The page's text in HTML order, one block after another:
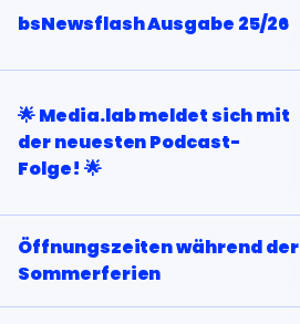
bsNewsflash Ausgabe 25/26
🌟 Media.lab meldet sich mit
der neuesten Podcast-
Folge! 🌟
Öffnungszeiten während der
Sommerferien